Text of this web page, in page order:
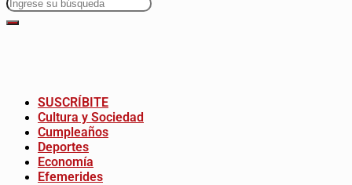
SUSCRÍBITE
Cultura y Sociedad
Cumpleaños
Deportes
Economía
Efemerides